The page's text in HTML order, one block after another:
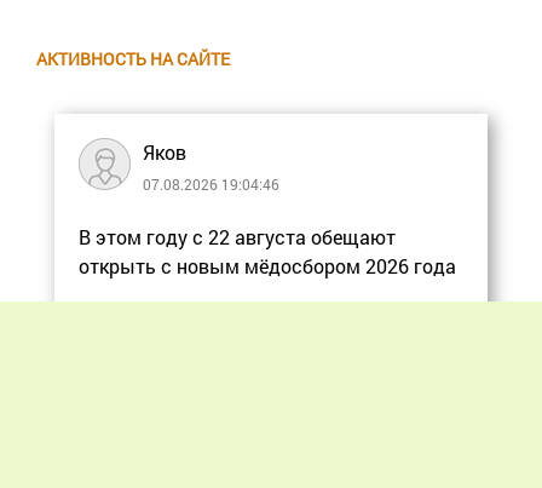
АКТИВНОСТЬ НА САЙТЕ
Яков
07.08.2026 19:04:46
В этом году с 22 августа обещают
открыть с новым мёдосбором 2026 года